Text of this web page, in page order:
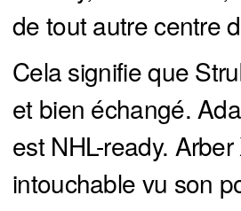
de tout autre centre
Cela signifie que
et bien échangé.
est NHL-ready.
intouchable vu son